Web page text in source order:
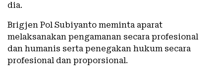
dia.
Brigjen Pol Subiyanto meminta aparat
melaksanakan pengamanan secara profesional
dan humanis serta penegakan hukum secara
profesional dan proporsional.